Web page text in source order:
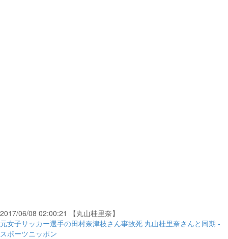
2017/06/08 02:00:21 【丸山桂里奈】
元女子サッカー選手の田村奈津枝さん事故死 丸山桂里奈さんと同期 -
スポーツニッポン